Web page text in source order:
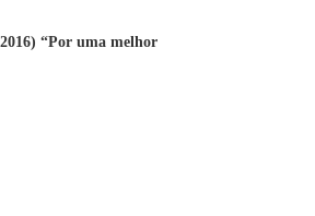
“Por uma melhor